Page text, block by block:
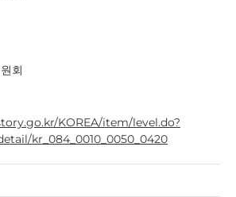
회
KOREA/item/level.do?
kr_084_0010_0050_0420